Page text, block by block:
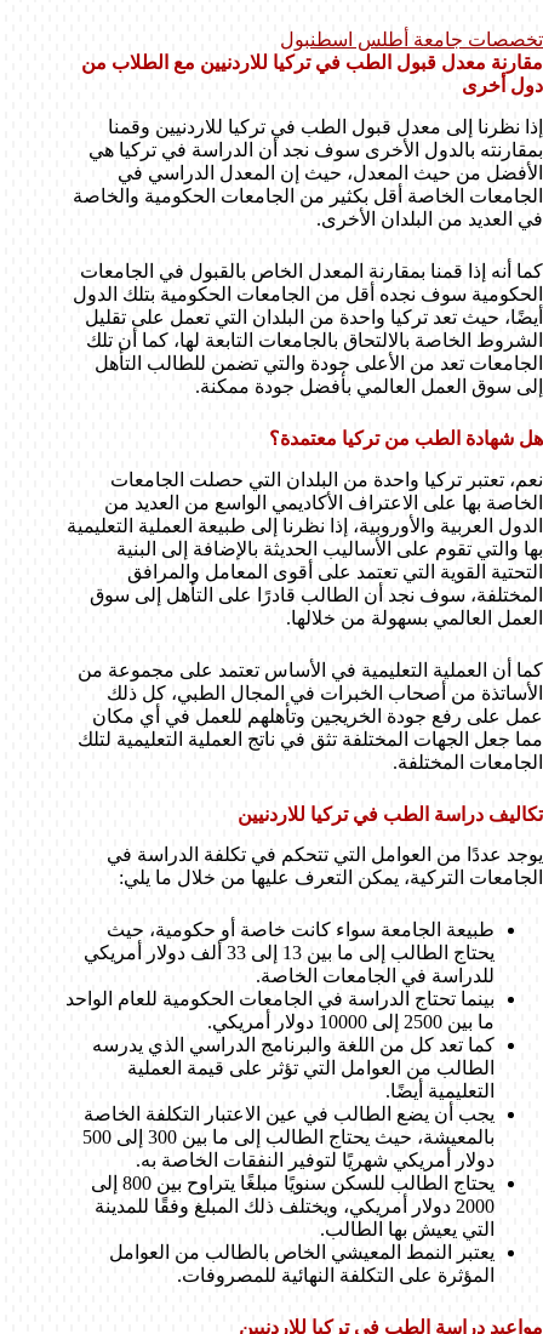
تخصصات جامعة أطلس اسطنبول
مقارنة معدل قبول الطب في تركيا للاردنيين مع الطلاب من
دول أخرى
إذا نظرنا إلى معدل قبول الطب في تركيا للاردنيين وقمنا
بمقارنته بالدول الأخرى سوف نجد أن الدراسة في تركيا هي
الأفضل من حيث المعدل، حيث إن المعدل الدراسي في
الجامعات الخاصة أقل بكثير من الجامعات الحكومية والخاصة
في العديد من البلدان الأخرى.
كما أنه إذا قمنا بمقارنة المعدل الخاص بالقبول في الجامعات
الحكومية سوف نجده أقل من الجامعات الحكومية بتلك الدول
أيضًا، حيث تعد تركيا واحدة من البلدان التي تعمل على تقليل
الشروط الخاصة بالالتحاق بالجامعات التابعة لها، كما أن تلك
الجامعات تعد من الأعلى جودة والتي تضمن للطالب التأهل
إلى سوق العمل العالمي بأفضل جودة ممكنة.
هل شهادة الطب من تركيا معتمدة؟
نعم، تعتبر تركيا واحدة من البلدان التي حصلت الجامعات
الخاصة بها على الاعتراف الأكاديمي الواسع من العديد من
الدول العربية والأوروبية، إذا نظرنا إلى طبيعة العملية التعليمية
بها والتي تقوم على الأساليب الحديثة بالإضافة إلى البنية
التحتية القوية التي تعتمد على أقوى المعامل والمرافق
المختلفة، سوف نجد أن الطالب قادرًا على التأهل إلى سوق
العمل العالمي بسهولة من خلالها.
كما أن العملية التعليمية في الأساس تعتمد على مجموعة من
الأساتذة من أصحاب الخبرات في المجال الطبي، كل ذلك
عمل على رفع جودة الخريجين وتأهلهم للعمل في أي مكان
مما جعل الجهات المختلفة تثق في ناتج العملية التعليمية لتلك
الجامعات المختلفة.
تكاليف دراسة الطب في تركيا للاردنيين
يوجد عددًا من العوامل التي تتحكم في تكلفة الدراسة في
الجامعات التركية، يمكن التعرف عليها من خلال ما يلي:
طبيعة الجامعة سواء كانت خاصة أو حكومية، حيث
يحتاج الطالب إلى ما بين 13 إلى 33 ألف دولار أمريكي
للدراسة في الجامعات الخاصة.
بينما تحتاج الدراسة في الجامعات الحكومية للعام الواحد
ما بين 2500 إلى 10000 دولار أمريكي.
كما تعد كل من اللغة والبرنامج الدراسي الذي يدرسه
الطالب من العوامل التي تؤثر على قيمة العملية
التعليمية أيضًا.
يجب أن يضع الطالب في عين الاعتبار التكلفة الخاصة
بالمعيشة، حيث يحتاج الطالب إلى ما بين 300 إلى 500
دولار أمريكي شهريًا لتوفير النفقات الخاصة به.
يحتاج الطالب للسكن سنويًا مبلغًا يتراوح بين 800 إلى
2000 دولار أمريكي، ويختلف ذلك المبلغ وفقًا للمدينة
التي يعيش بها الطالب.
يعتبر النمط المعيشي الخاص بالطالب من العوامل
المؤثرة على التكلفة النهائية للمصروفات.
مواعيد دراسة الطب في تركيا للاردنيين